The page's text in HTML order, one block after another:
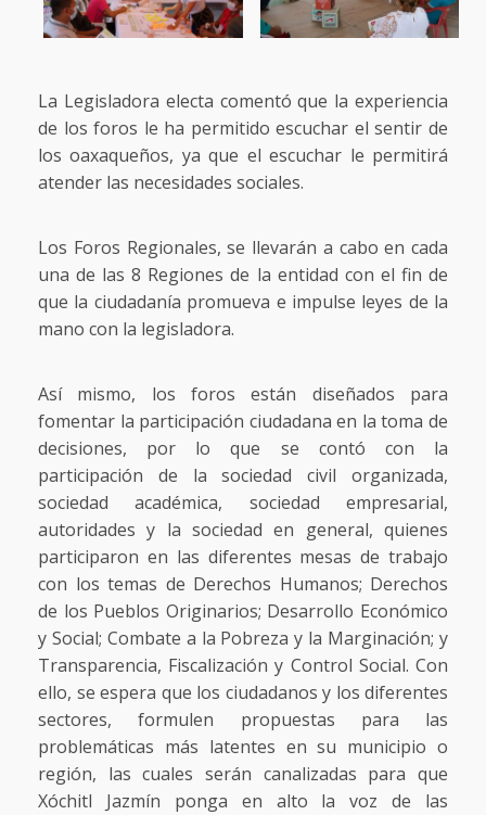
La Legisladora electa comentó que la experiencia
de los foros le ha permitido escuchar el sentir de
los oaxaqueños, ya que el escuchar le permitirá
atender las necesidades sociales.
Los Foros Regionales, se llevarán a cabo en cada
una de las 8 Regiones de la entidad con el fin de
que la ciudadanía promueva e impulse leyes de la
mano con la legisladora.
Así mismo, los foros están diseñados para
fomentar la participación ciudadana en la toma de
decisiones, por lo que se contó con la
participación de la sociedad civil organizada,
sociedad académica, sociedad empresarial,
autoridades y la sociedad en general, quienes
participaron en las diferentes mesas de trabajo
con los temas de Derechos Humanos; Derechos
de los Pueblos Originarios; Desarrollo Económico
y Social; Combate a la Pobreza y la Marginación; y
Transparencia, Fiscalización y Control Social. Con
ello, se espera que los ciudadanos y los diferentes
sectores, formulen propuestas para las
problemáticas más latentes en su municipio o
región, las cuales serán canalizadas para que
Xóchitl Jazmín ponga en alto la voz de las